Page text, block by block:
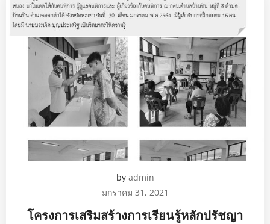
by admin
มกราคม 31, 2021
โครงการเสริมสร้างการเรียนรู้หลักปรัชญา